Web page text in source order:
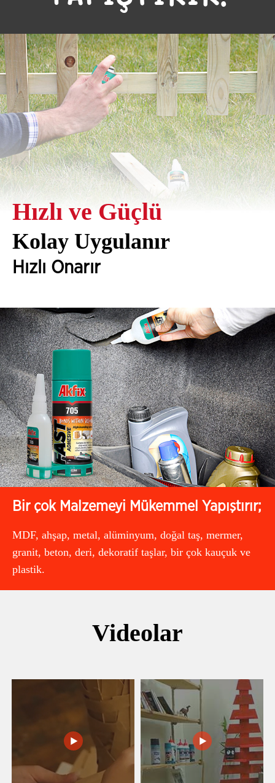
Hızlı ve Güçlü
Kolay Uygulanır
Hızlı Onarır
Bir çok Malzemeyi Mükemmel Yapıştırır;
MDF, ahşap, metal, alüminyum, doğal taş, mermer,
granit, beton, deri, dekoratif taşlar, bir çok kauçuk ve
plastik.
Videolar